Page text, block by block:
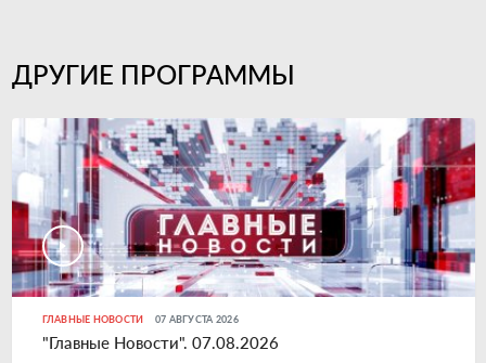
ДРУГИЕ ПРОГРАММЫ
ГЛАВНЫЕ НОВОСТИ 07 АВГУСТА 2026
"Главные Новости". 07.08.2026